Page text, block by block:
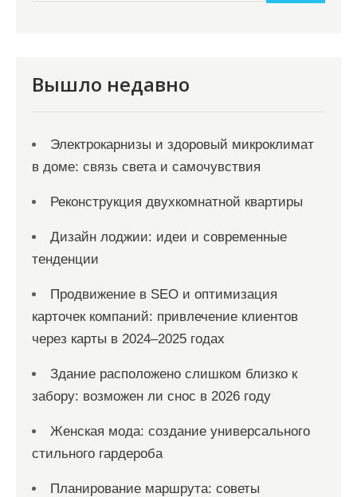
Вышло недавно
Электрокарнизы и здоровый микроклимат
в доме: связь света и самочувствия
Реконструкция двухкомнатной квартиры
Дизайн лоджии: идеи и современные
тенденции
Продвижение в SEO и оптимизация
карточек компаний: привлечение клиентов
через карты в 2024–2025 годах
Здание расположено слишком близко к
забору: возможен ли снос в 2026 году
Женская мода: создание универсального
стильного гардероба
Планирование маршрута: советы